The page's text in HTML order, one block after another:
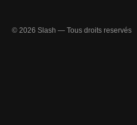
© 2026 Slash — Tous droits reservés